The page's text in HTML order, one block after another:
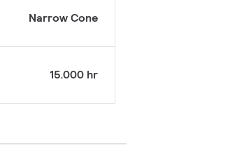
Narrow Cone
15.000 hr